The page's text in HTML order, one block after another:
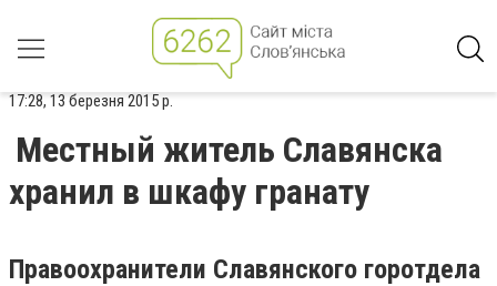
17:28, 13 березня 2015 р.
Местный житель Славянска
хранил в шкафу гранату
Правоохранители Славянского горотдела